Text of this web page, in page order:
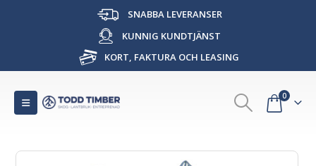
SNABBA LEVERANSER
KUNNIG KUNDTJÄNST
KORT, FAKTURA OCH LEASING
0